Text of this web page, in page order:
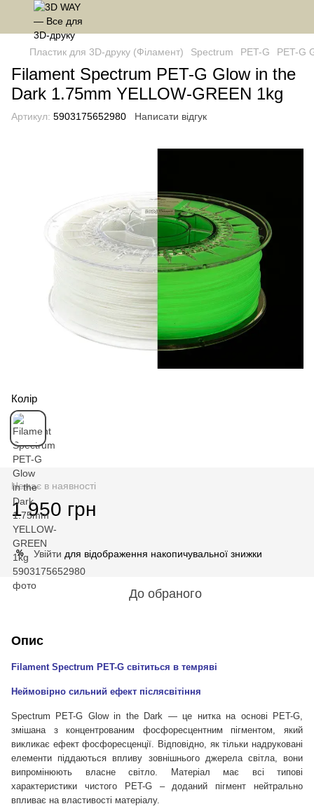
Пластик для 3D-друку (Філамент) Spectrum PET-G PET-G
Filament Spectrum PET-G Glow in the
Dark 1.75mm YELLOW-GREEN 1kg
Артикул: 5903175652980 Написати відгук
Колір
Немає в наявності
1 950 грн
% Увійти для відображення накопичувальної знижки
До обраного
Опис
Filament Spectrum PET-G світиться в темряві
Неймовірно сильний ефект післясвітіння
Spectrum PET-G Glow in the Dark — це нитка на основі PET-G,
змішана з концентрованим фосфоресцентним пігментом, який
викликає ефект фосфоресценції. Відповідно, як тільки надруковані
елементи піддаються впливу зовнішнього джерела світла, вони
випромінюють власне світло. Матеріал має всі типові
характеристики чистого PET-G – доданий пігмент нейтрально
впливає на властивості матеріалу.